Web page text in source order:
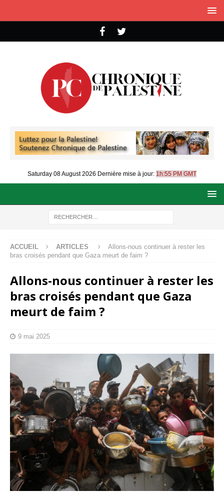
Saturday 08 August 2026 Dernière mise à jour: 1h:55 PM GMT
ACCUEIL ARTICLES
Allons-nous continuer à rester les
bras croisés pendant que Gaza meurt de faim ?
Allons-nous continuer à rester les
bras croisés pendant que Gaza
meurt de faim ?
9 mai 2025